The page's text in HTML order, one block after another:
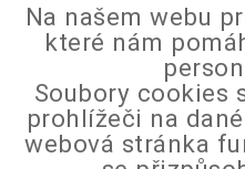
Na našem webu
které nám
Soubory cookies
prohlížeči na
webová stránka